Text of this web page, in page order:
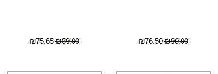
₪90.00
₪76.50
₪89.00
₪75.65